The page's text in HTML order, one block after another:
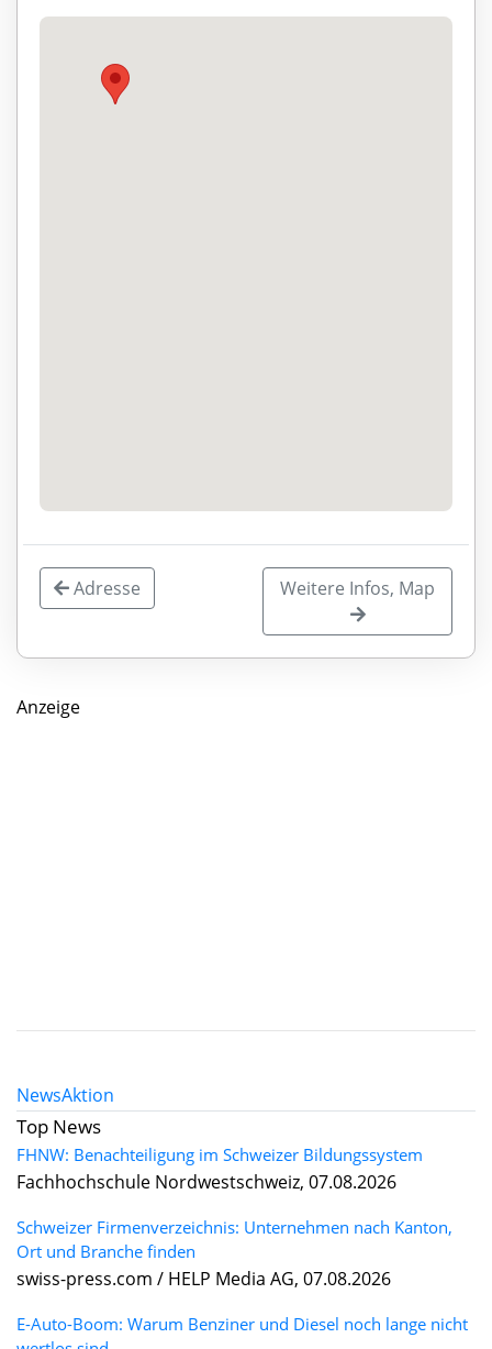
Adresse Weitere Infos, Map
Anzeige
NewsAktion
Top News
FHNW: Benachteiligung im Schweizer Bildungssystem
Fachhochschule Nordwestschweiz, 07.08.2026
Schweizer Firmenverzeichnis: Unternehmen nach Kanton,
Ort und Branche finden
swiss-press.com / HELP Media AG, 07.08.2026
E-Auto-Boom: Warum Benziner und Diesel noch lange nicht